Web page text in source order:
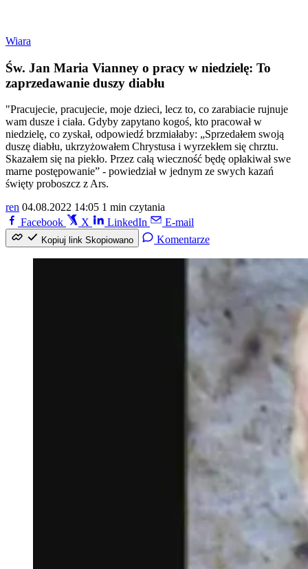
Wiara
Św. Jan Maria Vianney o pracy w niedzielę: To
zaprzedawanie duszy diabłu
"Pracujecie, pracujecie, moje dzieci, lecz to, co zarabiacie rujnuje
wam dusze i ciała. Gdyby zapytano kogoś, kto pracował w
niedzielę, co zyskał, odpowiedź brzmiałaby: „Sprzedałem swoją
duszę diabłu, ukrzyżowałem Chrystusa i wyrzekłem się chrztu.
Skazałem się na piekło. Przez całą wieczność będę opłakiwał swe
marne postępowanie” - powiedział w jednym ze swych kazań
święty proboszcz z Ars.
ren 04.08.2022 14:05 1 min czytania
Facebook
X LinkedIn E-mail
Kopiuj link Skopiowano Komentarze